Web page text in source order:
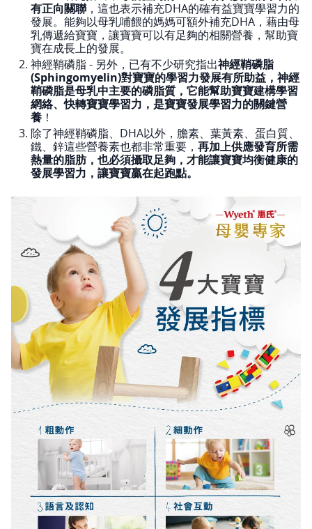
有正向關聯，這也表示補充DHA的確有益寶寶學習力的
發展。能夠以母乳哺餵的媽媽可額外補充DHA，藉由母
乳傳遞給寶寶，讓寶寶可以有足夠的相關營養，幫助寶
寶在成長上的發展。
神經鞘磷脂 - 另外，已有不少研究指出神經鞘磷脂
(Sphingomyelin)對寶寶的學習力發展有所助益，神經
鞘磷脂是母乳中主要的磷脂質，它能幫助寶寶建構學習
網絡、快轉寶寶學習力，是寶寶發展學習力的關鍵營
養 ！
除了神經鞘磷脂、DHA以外，膽素、葉黃素、蛋白質、
鐵、鋅這些營養素也都非常重要， 再加上供應發育所需
熱量的脂肪，也必須攝取足夠，才能讓寶寶均衡健康的
發展學習力，讓寶寶贏在起跑點。